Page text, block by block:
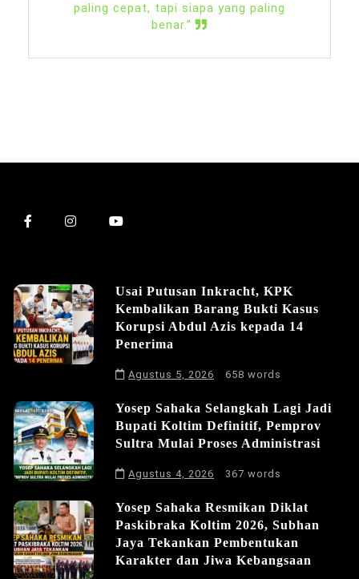
paling cepat, tapi siapa yang paling
benar.”
Usai Putusan Inkracht, KPK
Kembalikan Barang Bukti Kasus
Korupsi Abdul Azis kepada 14
Penerima
Agustus 5, 2026 658 words
Yosep Sahaka Selangkah Lagi Jadi
Bupati Koltim Definitif, Pemprov
Sultra Mulai Proses Administrasi
Agustus 4, 2026 367 words
Yosep Sahaka Resmikan Diklat
Paskibraka Koltim 2026, Subhan
Jaya Tekankan Pembentukan
Karakter dan Jiwa Kebangsaan